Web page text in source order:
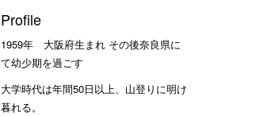
Profile
1959年 大阪府生まれ その後奈良県に
て幼少期を過ごす
大学時代は年間50日以上、山登りに明け
暮れる。